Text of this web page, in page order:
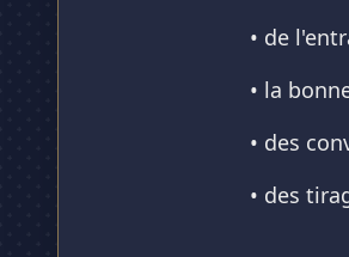
• de
• la
• des
• des